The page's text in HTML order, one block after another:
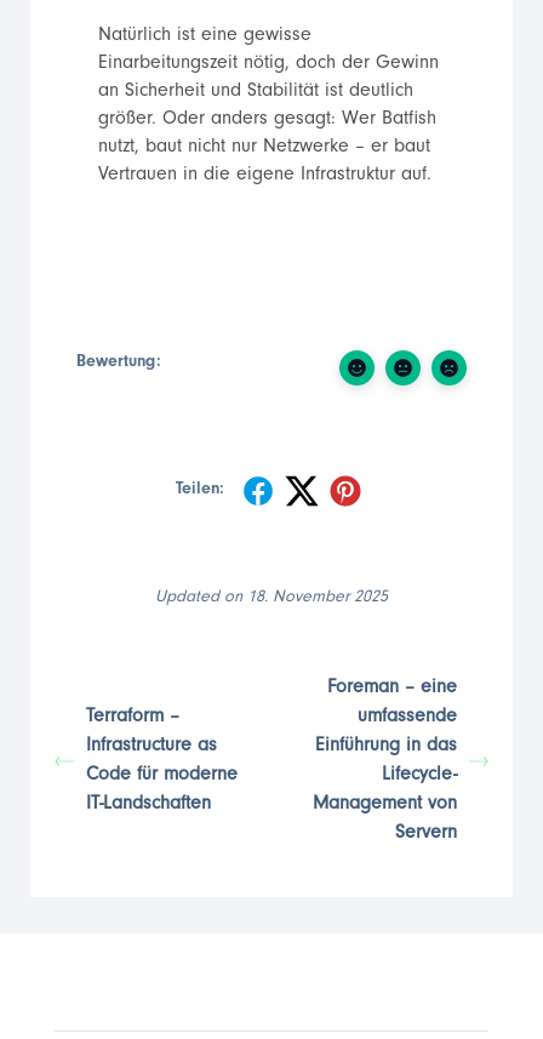
Natürlich ist eine gewisse
Einarbeitungszeit nötig, doch der Gewinn
an Sicherheit und Stabilität ist deutlich
größer. Oder anders gesagt: Wer Batfish
nutzt, baut nicht nur Netzwerke – er baut
Vertrauen in die eigene Infrastruktur auf.
Bewertung:
Teilen:
Updated on 18. November 2025
Terraform –
Infrastructure as
Code für moderne
IT-Landschaften
Foreman – eine
umfassende
Einführung in das
Lifecycle-
Management von
Servern